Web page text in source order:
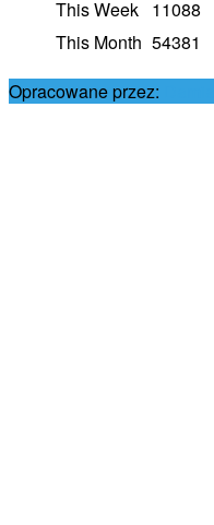
This Week 11088
This Month 54381
Opracowane przez: